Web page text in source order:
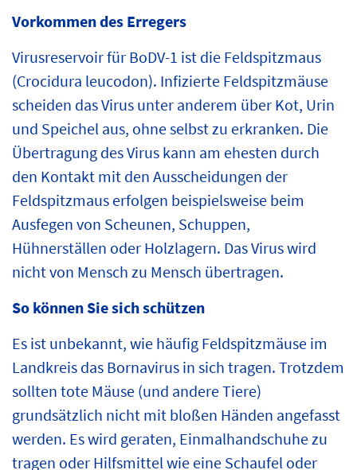
Vorkommen des Erregers
Virusreservoir für BoDV-1 ist die Feldspitzmaus
(Crocidura leucodon). Infizierte Feldspitzmäuse
scheiden das Virus unter anderem über Kot, Urin
und Speichel aus, ohne selbst zu erkranken. Die
Übertragung des Virus kann am ehesten durch
den Kontakt mit den Ausscheidungen der
Feldspitzmaus erfolgen beispielsweise beim
Ausfegen von Scheunen, Schuppen,
Hühnerställen oder Holzlagern. Das Virus wird
nicht von Mensch zu Mensch übertragen.
So können Sie sich schützen
Es ist unbekannt, wie häufig Feldspitzmäuse im
Landkreis das Bornavirus in sich tragen. Trotzdem
sollten tote Mäuse (und andere Tiere)
grundsätzlich nicht mit bloßen Händen angefasst
werden. Es wird geraten, Einmalhandschuhe zu
tragen oder Hilfsmittel wie eine Schaufel oder